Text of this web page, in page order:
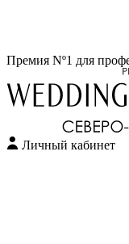
Перейти
содержимому
Премия Nº1 для
Личный кабинет